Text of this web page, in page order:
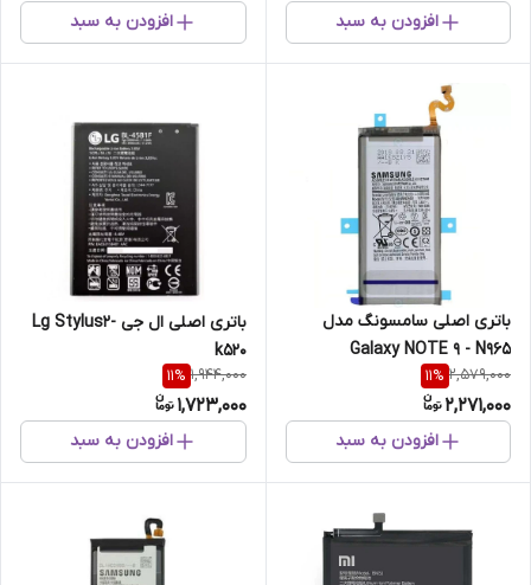
افزودن به سبد افزودن به سبد
باتری اصلی سامسونگ مدل
Galaxy NOTE 9 - N965
2,579,000
11%
2,271,000
افزودن به سبد
باتری اصلی ال جی Lg Stylus2-
k520
1,944,000
11%
1,723,000
افزودن به سبد